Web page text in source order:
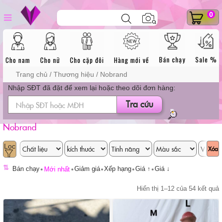
to
content
0
sản
Cho nam Cho nữ Cho cặp đôi Hàng mới về Bán chạy Sale %
Trang chủ / Thương hiệu / Nobrand
Nhập SĐT đã đặt để xem lại hoặc theo dõi đơn hàng:
Tra cứu
Nobrand
Xóa
⇅ Bán chạy Mới nhất Giảm giá Xếp hạng Giá ↑ Giá ↓
Hiển thị 1–12 của 54 kết quả